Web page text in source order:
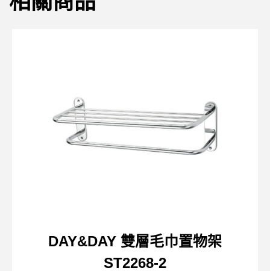
DAY&DAY 雙層毛巾置物架
ST2268-2